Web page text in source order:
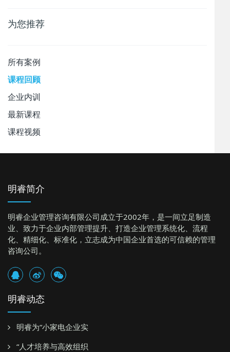
为您推荐
所有案例
课程回顾
企业内训
最新课程
课程视频
明睿简介
明睿企业管理咨询有限公司成立于2002年，是一间立足制造
业、致力于企业内部管理提升、打造企业管理系统化、流程
化、精细化、标准化，立志成为中国企业首选的可信赖的管理
咨询公司。
明睿动态
明睿为“小家电企业实
“人才培养与高效组织